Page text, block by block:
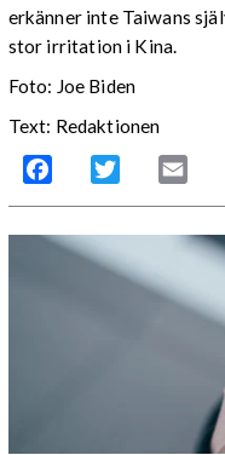
erkänner inte Taiwans
stor irritation i Kina.
Foto: Joe Biden
Text: Redaktionen
Facebook Twitter